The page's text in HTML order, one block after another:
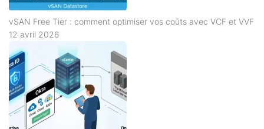
vSAN Free Tier : comment optimiser vos coûts avec VCF et VVF
12 avril 2026